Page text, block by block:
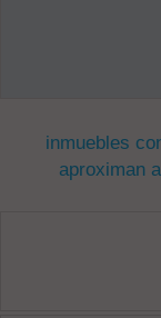
inmuebles
aproximan